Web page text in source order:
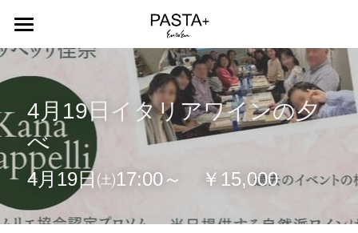
Home
Menu
About
Contact
Recruit
4月19日イタリアワインの夕
べ
4月19日㈯17:00～　￥15,000